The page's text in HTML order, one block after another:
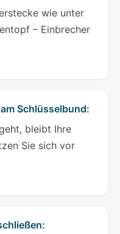
wie unter
– Einbrecher
Schlüsselbund:
bleibt Ihre
Sie sich vor